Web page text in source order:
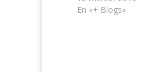
En «+ Blogs»